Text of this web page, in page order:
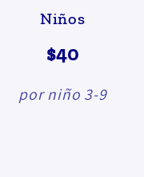
Niños
$40
por niño 3-9